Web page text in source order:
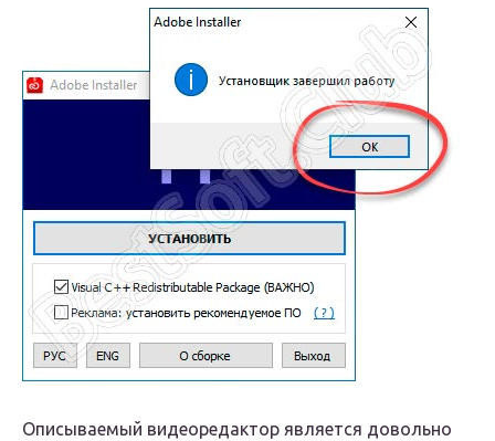
Описываемый видеоредактор является довольно